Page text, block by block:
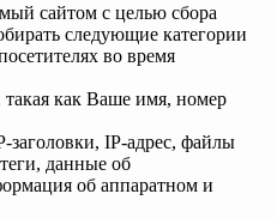
сайтом с целью сбора
следующие категории
во время
как Ваше имя, номер
IP-адрес, файлы
данные об
об аппаратном и